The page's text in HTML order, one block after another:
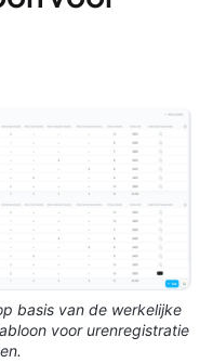
basis van de werkelijke
voor urenregistratie